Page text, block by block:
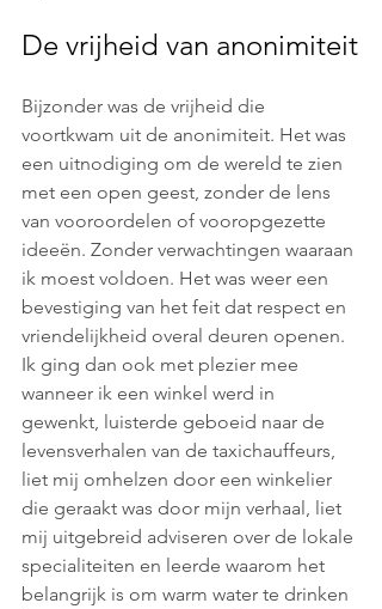
De vrijheid van anonimiteit
Bijzonder was de vrijheid die
voortkwam uit de anonimiteit. Het was
een uitnodiging om de wereld te zien
met een open geest, zonder de lens
van vooroordelen of vooropgezette
ideeën. Zonder verwachtingen waaraan
ik moest voldoen. Het was weer een
bevestiging van het feit dat respect en
vriendelijkheid overal deuren openen.
Ik ging dan ook met plezier mee
wanneer ik een winkel werd in
gewenkt, luisterde geboeid naar de
levensverhalen van de taxichauffeurs,
liet mij omhelzen door een winkelier
die geraakt was door mijn verhaal, liet
mij uitgebreid adviseren over de lokale
specialiteiten en leerde waarom het
belangrijk is om warm water te drinken